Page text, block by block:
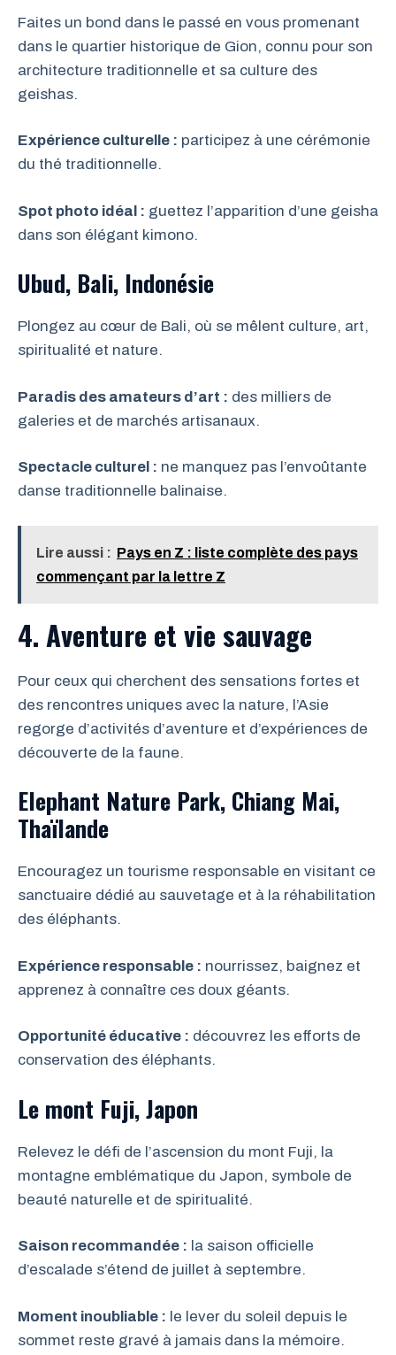
Faites un bond dans le passé en vous promenant
dans le quartier historique de Gion, connu pour son
architecture traditionnelle et sa culture des
geishas.
Expérience culturelle : participez à une cérémonie
du thé traditionnelle.
Spot photo idéal : guettez l’apparition d’une geisha
dans son élégant kimono.
Ubud, Bali, Indonésie
Plongez au cœur de Bali, où se mêlent culture, art,
spiritualité et nature.
Paradis des amateurs d’art : des milliers de
galeries et de marchés artisanaux.
Spectacle culturel : ne manquez pas l’envoûtante
danse traditionnelle balinaise.
Lire aussi : Pays en Z : liste complète des pays
commençant par la lettre Z
4. Aventure et vie sauvage
Pour ceux qui cherchent des sensations fortes et
des rencontres uniques avec la nature, l’Asie
regorge d’activités d’aventure et d’expériences de
découverte de la faune.
Elephant Nature Park, Chiang Mai,
Thaïlande
Encouragez un tourisme responsable en visitant ce
sanctuaire dédié au sauvetage et à la réhabilitation
des éléphants.
Expérience responsable : nourrissez, baignez et
apprenez à connaître ces doux géants.
Opportunité éducative : découvrez les efforts de
conservation des éléphants.
Le mont Fuji, Japon
Relevez le défi de l’ascension du mont Fuji, la
montagne emblématique du Japon, symbole de
beauté naturelle et de spiritualité.
Saison recommandée : la saison officielle
d’escalade s’étend de juillet à septembre.
Moment inoubliable : le lever du soleil depuis le
sommet reste gravé à jamais dans la mémoire.